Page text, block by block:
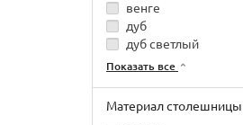
венге
дуб
дуб светлый
Показать все
Материал столешницы